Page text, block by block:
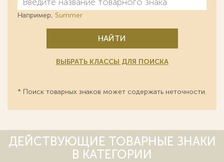
Например, Summer
НАЙТИ
ВЫБРАТЬ КЛАССЫ ДЛЯ ПОИСКА
* Поиск товарных знаков может содержать неточности.
ДЕЙСТВУЮЩИЕ ТОВАРНЫЕ ЗНАКИ
В КАТЕГОРИИ